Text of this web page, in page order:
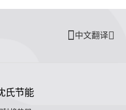
中文翻译
氏节能